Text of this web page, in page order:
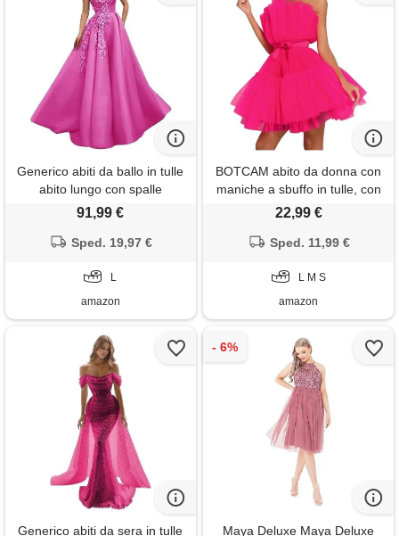
Generico abiti da ballo in tulle
abito lungo con spalle
scoperte e ricami abiti da sera
l
91,99 €
Sped. 19,97 €
L
amazon
BOTCAM abito da donna con
maniche a sbuffo in tulle, con
spalle scoperte, a maniche
feste, balli, mini fate, in tulle,
spalline, in rete, rosa caldo, s
22,99 €
Sped. 11,99 €
L M S
amazon
Generico abiti da sera in tulle
Maya Deluxe Maya Deluxe